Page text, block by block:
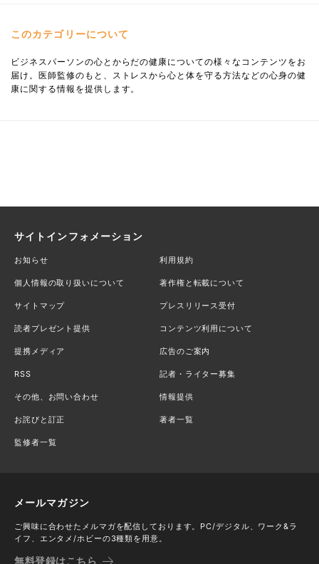
このカテゴリーについて
ビジネスパーソンの心とからだの健康についての様々なコンテンツをお
届け。医師監修のもと、ストレスから心と体を守る方法などの心身の健
康に関する情報を提供します。
サイトインフォメーション
お知らせ 利用規約
個人情報の取り扱いについて 著作権と転載について
サイトマップ プレスリリース受付
読者プレゼント提供 コンテンツ利用について
提携メディア 広告のご案内
RSS 記者・ライター募集
その他、お問い合わせ 情報提供
お詫びと訂正 著者一覧
監修者一覧
メールマガジン
ご興味に合わせたメルマガを配信しております。PC/デジタル、ワーク&ラ
イフ、エンタメ/ホビーの3種類を用意。
無料登録はこちら